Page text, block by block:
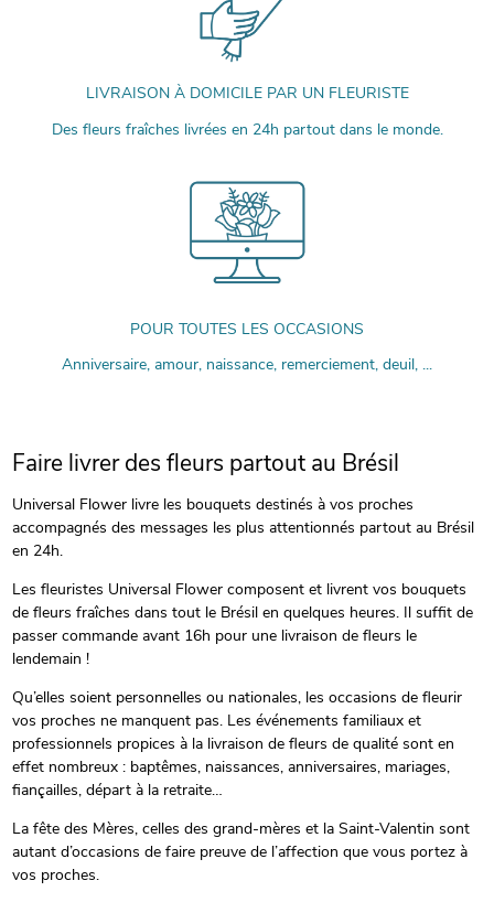
LIVRAISON À DOMICILE PAR UN FLEURISTE
Des fleurs fraîches livrées en 24h partout dans le monde.
POUR TOUTES LES OCCASIONS
Anniversaire, amour, naissance, remerciement, deuil, ...
Faire livrer des fleurs partout au Brésil
Universal Flower livre les bouquets destinés à vos proches
accompagnés des messages les plus attentionnés partout au Brésil
en 24h.
Les fleuristes Universal Flower composent et livrent vos bouquets
de fleurs fraîches dans tout le Brésil en quelques heures. Il suffit de
passer commande avant 16h pour une livraison de fleurs le
lendemain !
Qu’elles soient personnelles ou nationales, les occasions de fleurir
vos proches ne manquent pas. Les événements familiaux et
professionnels propices à la livraison de fleurs de qualité sont en
effet nombreux : baptêmes, naissances, anniversaires, mariages,
fiançailles, départ à la retraite…
La fête des Mères, celles des grand-mères et la Saint-Valentin sont
autant d’occasions de faire preuve de l’affection que vous portez à
vos proches.